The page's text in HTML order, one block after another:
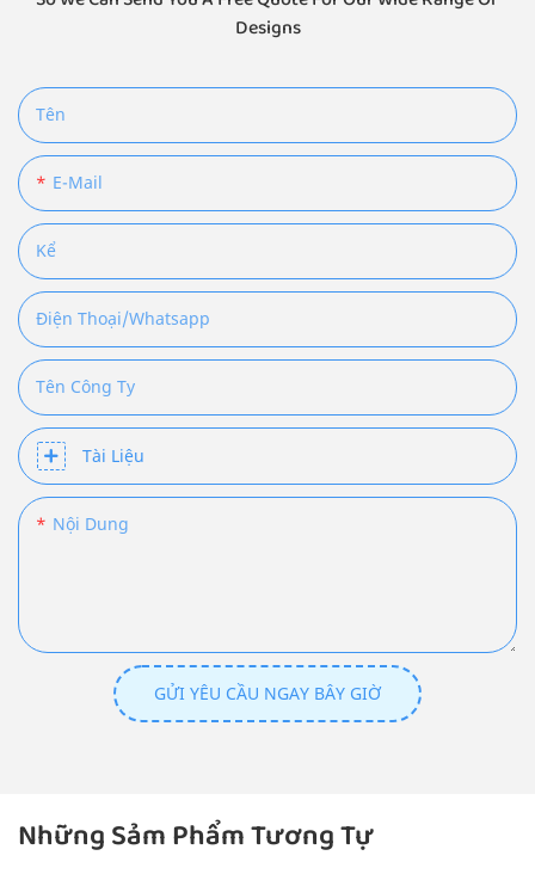
Designs
Tên
E-Mail
Kể
Điện Thoại/Whatsapp
Tên Công Ty
Tài Liệu
Nội Dung
GỬI YÊU CẦU NGAY BÂY GIỜ
Những Sảm Phẩm Tương Tự